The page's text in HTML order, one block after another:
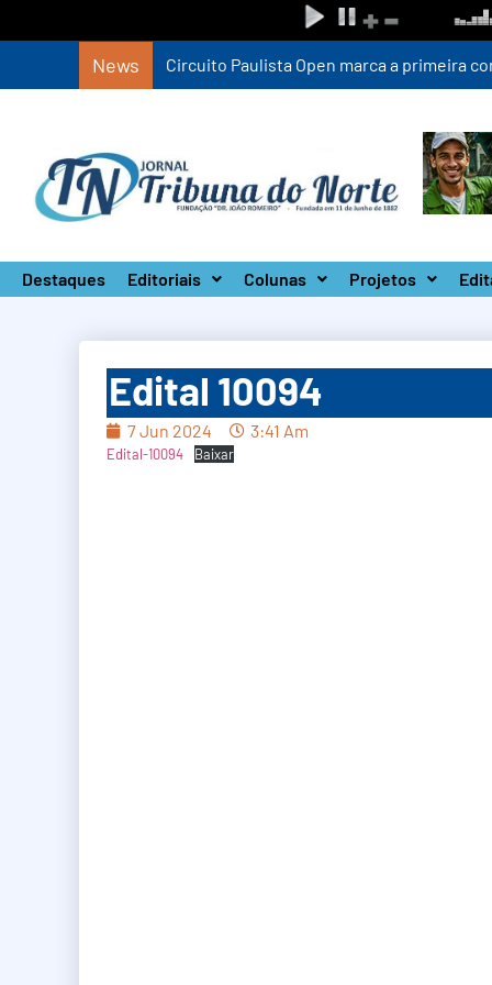
News Circuito Paulista Open marca a primeira
Destaques Editoriais Colunas Projetos
Edital 10094
7 Jun 2024 3:41 Am
Edital-10094 Baixar